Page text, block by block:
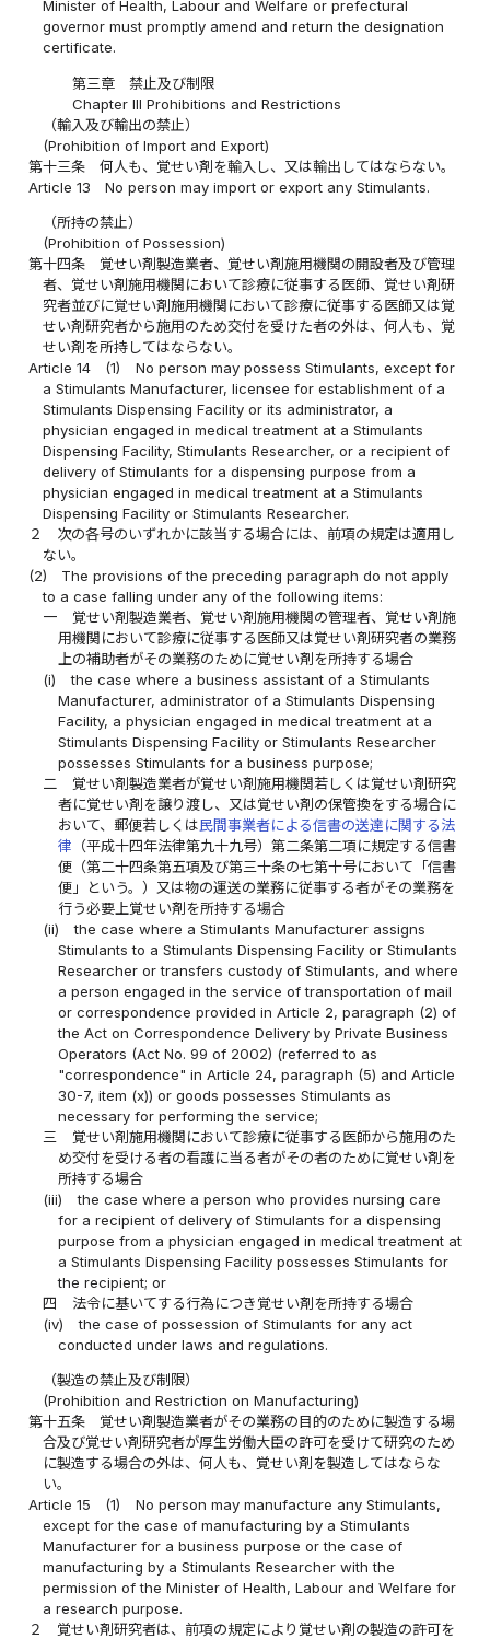
Minister of Health, Labour and Welfare or prefectural
governor must promptly amend and return the designation
certificate.
第三章 禁止及び制限
Chapter III Prohibitions and Restrictions
（輸入及び輸出の禁止）
(Prohibition of Import and Export)
第十三条
何人も、覚せい剤を輸入し、又は輸出してはならない。
Article 13
No person may import or export any Stimulants.
（所持の禁止）
(Prohibition of Possession)
第十四条
覚せい剤製造業者、覚せい剤施用機関の開設者及び管理
者、覚せい剤施用機関において診療に従事する医師、覚せい剤研
究者並びに覚せい剤施用機関において診療に従事する医師又は覚
せい剤研究者から施用のため交付を受けた者の外は、何人も、覚
せい剤を所持してはならない。
Article 14
(1)
No person may possess Stimulants, except for
a Stimulants Manufacturer, licensee for establishment of a
Stimulants Dispensing Facility or its administrator, a
physician engaged in medical treatment at a Stimulants
Dispensing Facility, Stimulants Researcher, or a recipient of
delivery of Stimulants for a dispensing purpose from a
physician engaged in medical treatment at a Stimulants
Dispensing Facility or Stimulants Researcher.
２
次の各号のいずれかに該当する場合には、前項の規定は適用し
ない。
(2)
The provisions of the preceding paragraph do not apply
to a case falling under any of the following items:
一
覚せい剤製造業者、覚せい剤施用機関の管理者、覚せい剤施
用機関において診療に従事する医師又は覚せい剤研究者の業務
上の補助者がその業務のために覚せい剤を所持する場合
(i)
the case where a business assistant of a Stimulants
Manufacturer, administrator of a Stimulants Dispensing
Facility, a physician engaged in medical treatment at a
Stimulants Dispensing Facility or Stimulants Researcher
possesses Stimulants for a business purpose;
二
覚せい剤製造業者が覚せい剤施用機関若しくは覚せい剤研究
者に覚せい剤を譲り渡し、又は覚せい剤の保管換をする場合に
おいて、郵便若しくは民間事業者による信書の送達に関する法
律 （平成十四年法律第九十九号）第二条第二項に規定する信書
便（第二十四条第五項及び第三十条の七第十号において「信書
便」という。）又は物の運送の業務に従事する者がその業務を
行う必要上覚せい剤を所持する場合
(ii)
the case where a Stimulants Manufacturer assigns
Stimulants to a Stimulants Dispensing Facility or Stimulants
Researcher or transfers custody of Stimulants, and where
a person engaged in the service of transportation of mail
or correspondence provided in Article 2, paragraph (2) of
the Act on Correspondence Delivery by Private Business
Operators (Act No. 99 of 2002) (referred to as
"correspondence" in Article 24, paragraph (5) and Article
30-7, item (x)) or goods possesses Stimulants as
necessary for performing the service;
三
覚せい剤施用機関において診療に従事する医師から施用のた
め交付を受ける者の看護に当る者がその者のために覚せい剤を
所持する場合
(iii)
the case where a person who provides nursing care
for a recipient of delivery of Stimulants for a dispensing
purpose from a physician engaged in medical treatment at
a Stimulants Dispensing Facility possesses Stimulants for
the recipient; or
四
法令に基いてする行為につき覚せい剤を所持する場合
(iv)
the case of possession of Stimulants for any act
conducted under laws and regulations.
（製造の禁止及び制限）
(Prohibition and Restriction on Manufacturing)
第十五条
覚せい剤製造業者がその業務の目的のために製造する場
合及び覚せい剤研究者が厚生労働大臣の許可を受けて研究のため
に製造する場合の外は、何人も、覚せい剤を製造してはならな
い。
Article 15
(1)
No person may manufacture any Stimulants,
except for the case of manufacturing by a Stimulants
Manufacturer for a business purpose or the case of
manufacturing by a Stimulants Researcher with the
permission of the Minister of Health, Labour and Welfare for
a research purpose.
２
覚せい剤研究者は、前項の規定により覚せい剤の製造の許可を